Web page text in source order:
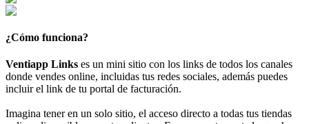
¿Cómo funciona?
Ventiapp Links es un mini sitio con los links de todos los canales
donde vendes online, incluidas tus redes sociales, además puedes
incluir el link de tu portal de facturación.
Imagina tener en un solo sitio, el acceso directo a todas tus tiendas